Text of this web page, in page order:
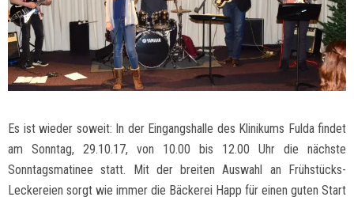
Es ist wieder soweit: In der Eingangshalle des Klinikums Fulda findet
am Sonntag, 29.10.17, von 10.00 bis 12.00 Uhr die nächste
Sonntagsmatinee statt. Mit der breiten Auswahl an Frühstücks-
Leckereien sorgt wie immer die Bäckerei Happ für einen guten Start